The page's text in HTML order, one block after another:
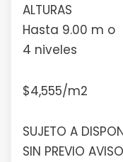
ALTURAS
Hasta 9.00 m o
4 niveles
$4,555/m2
SUJETO A
SIN PREVIO AVISO